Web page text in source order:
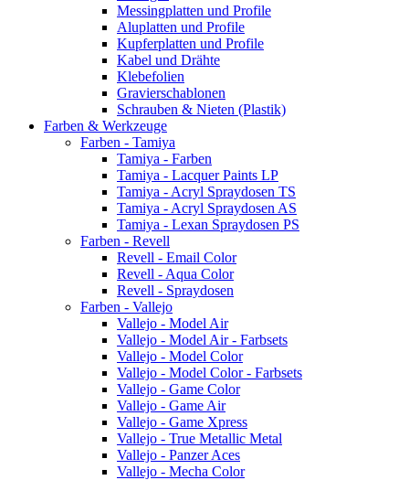
Messingplatten und Profile
Aluplatten und Profile
Kupferplatten und Profile
Kabel und Drähte
Klebefolien
Gravierschablonen
Schrauben & Nieten (Plastik)
Farben & Werkzeuge
Farben - Tamiya
Tamiya - Farben
Tamiya - Lacquer Paints LP
Tamiya - Acryl Spraydosen TS
Tamiya - Acryl Spraydosen AS
Tamiya - Lexan Spraydosen PS
Farben - Revell
Revell - Email Color
Revell - Aqua Color
Revell - Spraydosen
Farben - Vallejo
Vallejo - Model Air
Vallejo - Model Air - Farbsets
Vallejo - Model Color
Vallejo - Model Color - Farbsets
Vallejo - Game Color
Vallejo - Game Air
Vallejo - Game Xpress
Vallejo - True Metallic Metal
Vallejo - Panzer Aces
Vallejo - Mecha Color